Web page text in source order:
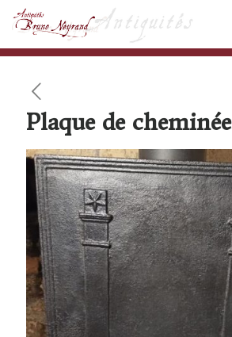
Plaque de cheminée